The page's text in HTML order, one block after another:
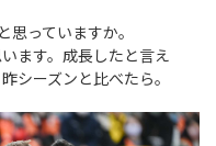
っていますか。
ます。成長したと言え
シーズンと比べたら。